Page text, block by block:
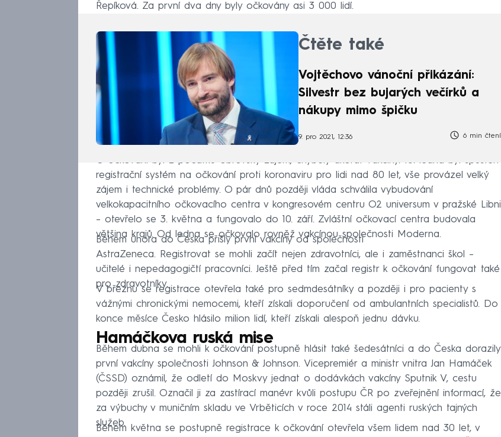
Řepíková. Za první dva dny byly očkovány asi 3 000 lidí.
Čtěte také
Vojtěchovo vánoční přikázání:
Silvestr bez bujarých večírků a
nákupy mimo špičku
9. pro 2021, 12:36 6 min čtení
O očkování byl z počátku obrovský zájem, chyběly akorát vakcíny. 15. ledna byl spuštěn
registrační systém na očkování proti koronaviru pro lidi nad 80 let, vše provázel velký
zájem i technické problémy. O pár dnů později vláda schválila vybudování
velkokapacitního očkovacího centra v kongresovém centru O2 universum v pražské Libni
–⁠ otevřelo se 3. května a fungovalo do 10. září. Zvláštní očkovací centra budovala
většina krajů. Od ledna se očkovalo rovněž vakcínou společnosti Moderna.
Během února do Česka přišly první vakcíny od společnosti
AstraZeneca. Registrovat se mohli začít nejen zdravotníci, ale i zaměstnanci škol –⁠
učitelé i nepedagogičtí pracovníci. Ještě před tím začal registr k očkování fungovat také
pro zdravotníky.
V březnu se registrace otevřela také pro sedmdesátníky a později i pro pacienty s
vážnými chronickými nemocemi, kteří získali doporučení od ambulantních specialistů. Do
konce měsíce Česko hlásilo milion lidí, kteří získali alespoň jednu dávku.
Hamáčkova ruská mise
Během dubna se mohli k očkování postupně hlásit také šedesátníci a do Česka dorazily
první vakcíny společnosti Johnson & Johnson. Vicepremiér a ministr vnitra Jan Hamáček
(ČSSD) oznámil, že odletí do Moskvy jednat o dodávkách vakcíny Sputnik V, cestu
později zrušil. Označil ji za zastírací manévr kvůli postupu ČR po zveřejnění informací, že
za výbuchy v muničním skladu ve Vrběticích v roce 2014 stáli agenti ruských tajných
služeb.
Během května se postupně registrace k očkování otevřela všem lidem nad 30 let, v